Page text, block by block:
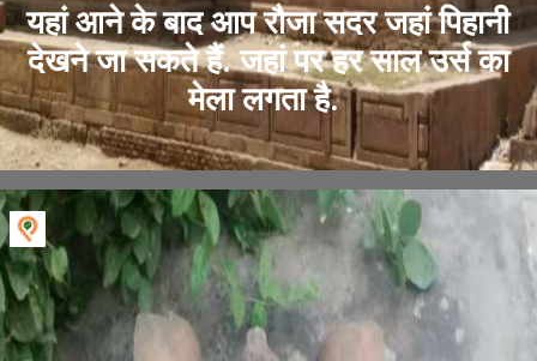
यहां आने के बाद आप रौजा सदर जहां पिहानी
देखने जा सकते हैं. जहां पर हर साल उर्स का
मेला लगता है.